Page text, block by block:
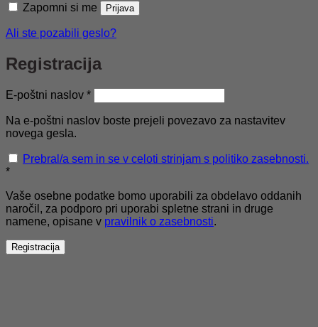
Zapomni si me Prijava
Ali ste pozabili geslo?
Registracija
E-poštni naslov *Zahtevano
Na e-poštni naslov boste prejeli povezavo za nastavitev
novega gesla.
Prebral/a sem in se v celoti strinjam s politiko zasebnosti.
*
Vaše osebne podatke bomo uporabili za obdelavo oddanih
naročil, za podporo pri uporabi spletne strani in druge
namene, opisane v pravilnik o zasebnosti.
Registracija